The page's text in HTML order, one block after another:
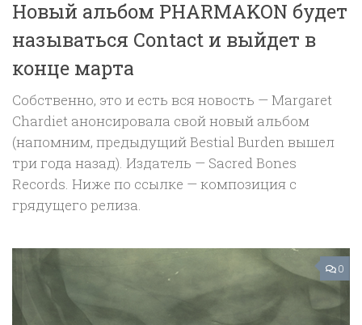
Новый альбом PHARMAKON будет
называться Contact и выйдет в
конце марта
Собственно, это и есть вся новость — Margaret
Chardiet анонсировала свой новый альбом
(напомним, предыдущий Bestial Burden вышел
три года назад). Издатель — Sacred Bones
Records. Ниже по ссылке — композиция с
грядущего релиза.
0